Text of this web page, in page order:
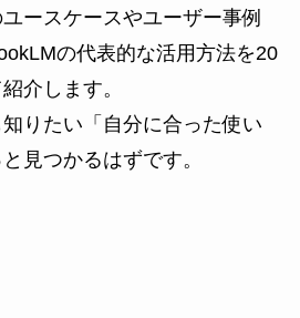
ースケースやユーザー事例
の代表的な活用方法を20
介します。
りたい「自分に合った使い
見つかるはずです。